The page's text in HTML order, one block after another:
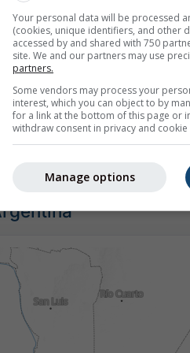
Luro nabízí veškeré
Your personal data will be processed
(cookies, unique identifiers, and other
accessed by and shared with 750
site. We and our partners may use
partners.
Some vendors may process your
interest, which you can object to by
for a link at the bottom of this page or
withdraw consent in privacy and cookie
Manage options